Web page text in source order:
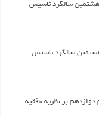
سالگرد تاسیس
سالگرد تاسیس
بر نظریه «فقیه